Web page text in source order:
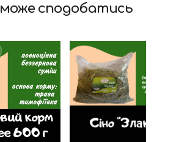
сподобатись